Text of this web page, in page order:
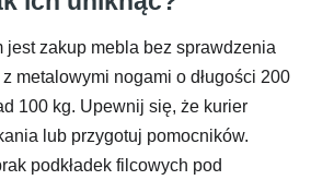
jest zakup mebla bez sprawdzenia
metalowymi nogami o długości 200
100 kg. Upewnij się, że kurier
lub przygotuj pomocników.
podkładek filcowych pod